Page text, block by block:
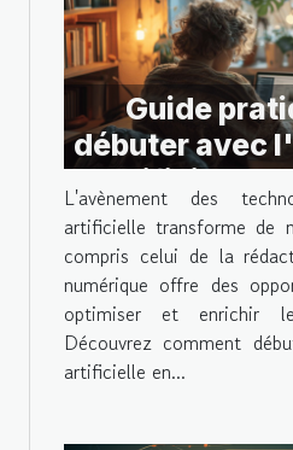
Guide
débuter avec
artificielle
L'avènement des
artificielle transforme de
compris celui de la
numérique offre des
optimiser et enrichir
Découvrez comment
artificielle en...